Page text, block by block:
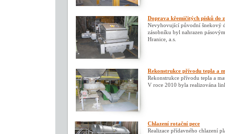
Doprava křemičitých písků do
Nevyhovující původní šnekový
zásobníku byl nahrazen
Hranice, a.s.
Rekonstrukce přívodu tepla a
Rekonstrukce přívodu tepla a
V roce 2010 byla realizována
Chlazení rotační pece
Realizace přídavného chlazení